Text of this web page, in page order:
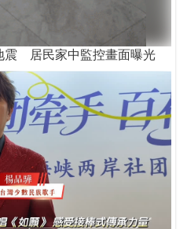
震 居民家中監控畫面曝光